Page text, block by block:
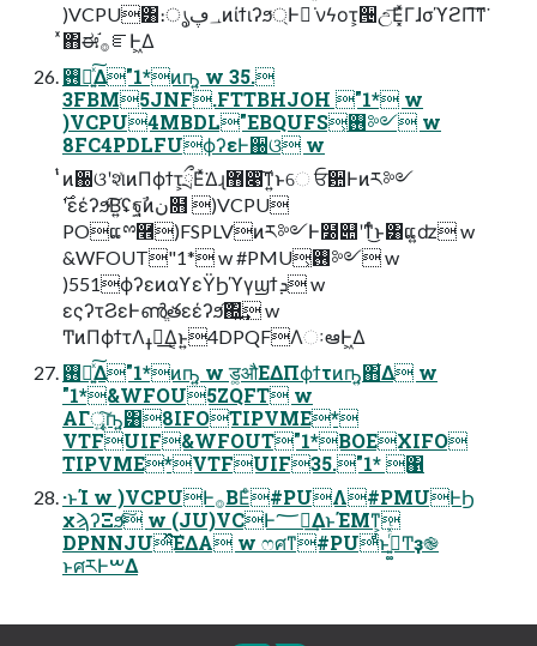
)VCPU͸։ൃ؀ڥͷίϯιʔϧ্Ͱಈ͘ νϟοτ͕੔උ͞Ε͓ͯΓɺσϓϩΠ͠ͳ͘
ͯ΋ಈ࡞֬ೝͰ͖Δ
࢖༻͍ͯ͠Δ"1*ͷҧ͍ w 35.
3FBM5JNF.FTTBHJOH "1* w
)VCPU4MBDL"EBQUFS͕࢖༻ w
8FC4PDLFUϕʔεͰ઀ଓ w
̍ͭͷ઀ଓʹશͯͷΠϕϯτ͕ྲྀΕͯ͘Δɻ޻෉͠ͳ͍ͱେ ਓ਺Ͱͷར༻
POແྉ࿮)FSPLVͷར༻Ͱ໰୊ʹͳͬͨ͜ͱ͸ແ͍ʣ w
&WFOUT"1* w #PMU͕࢖༻ w
)551ϕʔεͷαϒεΫϦϓγϣϯܕ w
εςʔτϨεͰൺֱతεέʔϧ͠΍͍͢ w
ͲͷΠϕϯτΛߪಡ͢Δ͔ͱ͍͏4DPQFΛઃఆͰ͖Δ
࢖༻͍ͯ͠Δ"1*ͷҧ͍ w ड͚औΕΔΠϕϯτͷҧ͍΋͋Δ w
"1*&WFOU5ZQFT w
ΑΓৄ͍͠ҧ͍͸8IFOTIPVME*
VTFUIF&WFOUT"1*BOEXIFO
TIPVME*VTFUIF35."1* ΁
·ͱΊ w )VCPUͰ࡞ΒΕͨ#PUΛ#PMUͰϦ
χϡʔΞϧͨ͠ w (JU)VCͰ؅ཧ͢ΔͱΈΜͳ͕
DPNNJUͯ͘͠ΕΔΑ w ෆศͳ#PUͩͱࢥ͍͚ͬͯͨͲҙ֎
ͱศརͰࠔΔ